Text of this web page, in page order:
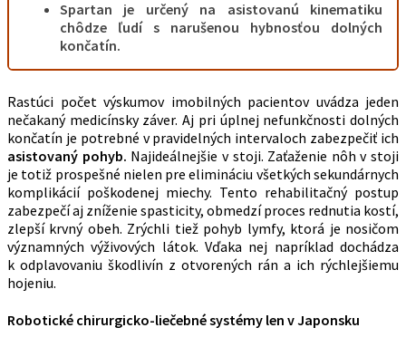
Spartan je určený na asistovanú kinematiku
chôdze ľudí s narušenou hybnosťou dolných
končatín.
Rastúci počet výskumov imobilných pacientov uvádza jeden
nečakaný medicínsky záver. Aj pri úplnej nefunkčnosti dolných
končatín je potrebné v pravidelných intervaloch zabezpečiť ich
asistovaný pohyb. Najideálnejšie v stoji. Zaťaženie nôh v stoji
je totiž prospešné nielen pre elimináciu všetkých sekundárnych
komplikácií poškodenej miechy. Tento rehabilitačný postup
zabezpečí aj zníženie spasticity, obmedzí proces rednutia kostí,
zlepší krvný obeh. Zrýchli tiež pohyb lymfy, ktorá je nosičom
významných výživových látok. Vďaka nej napríklad dochádza
k odplavovaniu škodlivín z otvorených rán a ich rýchlejšiemu
hojeniu.
Robotické chirurgicko-liečebné systémy len v Japonsku